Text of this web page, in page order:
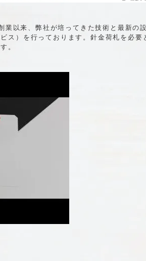
業以来、弊社が培ってきた技術と最新の
ス）を行っております。針金荷札を必
。